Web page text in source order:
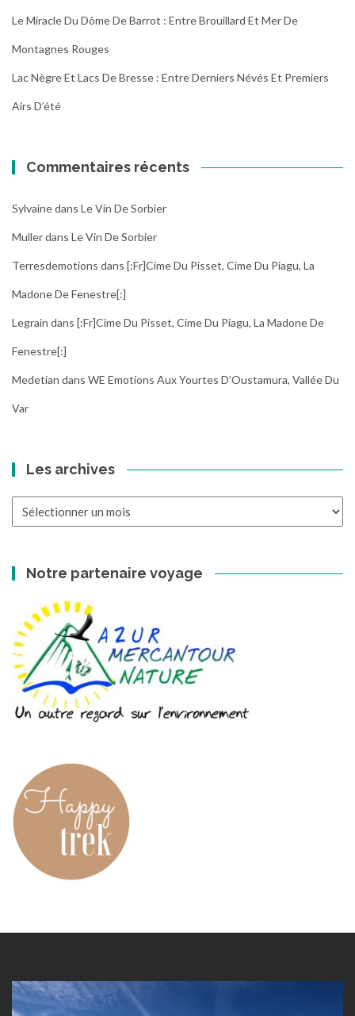
Le Miracle Du Dôme De Barrot : Entre Brouillard Et Mer De
Montagnes Rouges
Lac Nègre Et Lacs De Bresse : Entre Derniers Névés Et Premiers
Airs D’été
Commentaires récents
Sylvainedans Le Vin De Sorbier
Mullerdans Le Vin De Sorbier
Terresdemotions dans [:fr]Cime Du Pisset, Cime Du Piagu, La
Madone De Fenestre[:]
Legrain dans [:fr]Cime Du Pisset, Cime Du Piagu, La Madone De
Fenestre[:]
Medetian dans WE Emotions Aux Yourtes D’Oustamura, Vallée Du
Var
Les archives
Notre partenaire voyage